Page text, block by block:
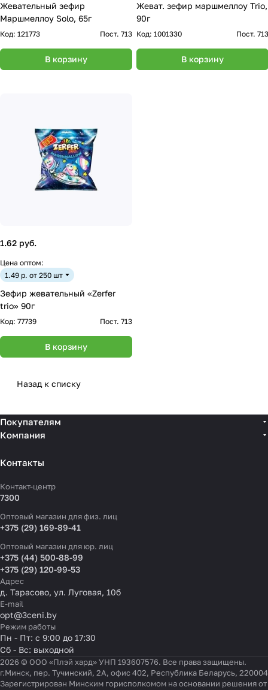
Жевательный зефир
Маршмеллоу Solo, 65г
Код: 121773 Пост. 713
В корзину
Жеват. зефир маршмеллоу Trio,
90г
Код: 1001330 Пост. 713
В корзину
1.62 руб.
Цена оптом:
1.49 р. от 250 шт
Зефир жевательный «Zerfer
trio» 90г
Код: 77739 Пост. 713
В корзину
Назад к списку
Покупателям
Компания
Контакты
Контакт-центр
7300
Оптовый магазин для физ. лиц
+375 (29) 169-89-41
Оптовый магазин для юр. лиц
+375 (44) 500-88-99
+375 (29) 120-99-53
Адрес
д. Тарасово, ул. Луговая, 10б
E-mail
opt@3ceni.by
Режим работы
Пн - Пт: с 9:00 до 17:30
Сб - Вс: выходной
2026 © ООО «Плэй хард» УНП 193607576. Все права защищены.
г.Минск, пер. Тучинский, 2А, офис 402, Республика Беларусь, 220004
Зарегистрирован Минским горисполкомом на основании решения от